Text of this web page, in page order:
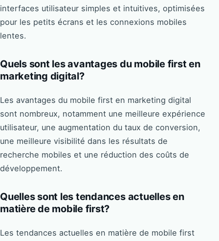
interfaces utilisateur simples et intuitives, optimisées
pour les petits écrans et les connexions mobiles
lentes.
Quels sont les avantages du mobile first en
marketing digital?
Les avantages du mobile first en marketing digital
sont nombreux, notamment une meilleure expérience
utilisateur, une augmentation du taux de conversion,
une meilleure visibilité dans les résultats de
recherche mobiles et une réduction des coûts de
développement.
Quelles sont les tendances actuelles en
matière de mobile first?
Les tendances actuelles en matière de mobile first